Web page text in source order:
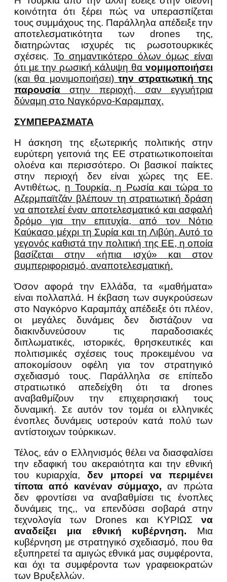
κοινότητα ότι ξέρει πώς να υπερασπίζεται
τους συμμάχους της. Παράλληλα απέδειξε την
αποτελεσματικότητα των drones της,
διατηρώντας ισχυρές τις ρωσοτουρκικές
σχέσεις. Το σημαντικότερο όλων όμως είναι
ότι με την ρωσική κάλυψη θα νομιμοποιήσει
(και θα μονιμοποιήσει) την στρατιωτική της
παρουσία
στην περιοχή, σαν εγγυήτρια
δύναμη στο Ναγκόρνο-Καραμπαχ.
ΣΥΜΠΕΡΑΣΜΑΤΑ
Η άσκηση της εξωτερικής πολιτικής στην
ευρύτερη γειτονιά της ΕΕ στρατιωτικοποιείται
ολοένα και περισσότερο. Οι βασικοί παίκτες
στην περιοχή δεν είναι χώρες της ΕΕ.
Αντιθέτως, η Τουρκία, η Ρωσία και τώρα το
Αζερμπαϊτζάν βλέπουν τη στρατιωτική δράση
να αποτελεί έναν αποτελεσματικό και ασφαλή
δρόμο για την επιτυχία, από τον Νότιο
Καύκασο μέχρι τη Συρία και τη Λιβύη. Αυτό το
γεγονός καθιστά την πολιτική της ΕΕ, η οποία
βασίζεται στην «ήπια ισχύ» και στον
συμπεριφορισμό, αναποτελεσματική.
Όσον αφορά την Ελλάδα, τα «μαθήματα»
είναι πολλαπλά. Η έκβαση των συγκρούσεων
στο Ναγκόρνο Καραμπάχ απέδειξε ότι πλέον,
οι μεγάλες δυνάμεις δεν διστάζουν να
διακινδυνεύσουν τις παραδοσιακές
διπλωματικές, ιστορικές, θρησκευτικές και
πολιτισμικές σχέσεις τους προκειμένου να
αποκομίσουν οφέλη για τον στρατηγικό
σχεδιασμό τους. Παράλληλα σε επίπεδο
στρατιωτικό απεδείχθη ότι τα drones
αναβαθμίζουν την επιχειρησιακή τους
δυναμική. Σε αυτόν τον τομέα οι ελληνικές
ένοπλες δυνάμεις υστερούν κατά πολύ των
αντίστοιχων τούρκικων.
Τέλος, εάν ο Ελληνισμός θέλει να διασφαλίσει
την εδαφική του ακεραιότητα και την εθνική
του κυριαρχία, δεν μπορεί να περιμένει
τίποτα από κανέναν σύμμαχο, αν πρώτα
δεν φροντίσει να αναβαθμίσει τις ένοπλες
δυνάμεις της,, να επενδύσει σοβαρά στην
τεχνολογία των Drοnes και ΚΥΡΙΩΣ να
αναδείξει μια εθνική κυβέρνηση. Μια
κυβέρνηση με στρατηγικό σχεδιασμό, που θα
εξυπηρετεί τα αμιγώς εθνικά μας συμφέροντα,
και όχι τα συμφέροντα των γραφειοκρατών
των Βρυξελλών.